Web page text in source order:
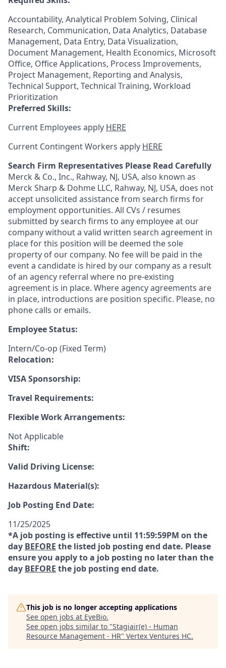
Accountability, Analytical Problem Solving, Clinical
Research, Communication, Data Analytics, Database
Management, Data Entry, Data Visualization,
Document Management, Health Economics, Microsoft
Office, Office Applications, Process Improvements,
Project Management, Reporting and Analysis,
Technical Support, Technical Training, Workload
Prioritization
Preferred Skills:
Current Employees apply HERE
Current Contingent Workers apply HERE
Search Firm Representatives Please Read Carefully
Merck & Co., Inc., Rahway, NJ, USA, also known as
Merck Sharp & Dohme LLC, Rahway, NJ, USA, does not
accept unsolicited assistance from search firms for
employment opportunities. All CVs / resumes
submitted by search firms to any employee at our
company without a valid written search agreement in
place for this position will be deemed the sole
property of our company. No fee will be paid in the
event a candidate is hired by our company as a result
of an agency referral where no pre-existing
agreement is in place. Where agency agreements are
in place, introductions are position specific. Please, no
phone calls or emails.
Employee Status:
Intern/Co-op (Fixed Term)
Relocation:
VISA Sponsorship:
Travel Requirements:
Flexible Work Arrangements:
Not Applicable
Shift:
Valid Driving License:
Hazardous Material(s):
Job Posting End Date:
11/25/2025
*A job posting is effective until 11:59:59PM on the
day BEFORE the listed job posting end date. Please
ensure you apply to a job posting no later than the
day BEFORE the job posting end date.
This job is no longer accepting applications
See open jobs at EyeBio.
See open jobs similar to "Stagiair(e) - Human
Resource Management - HR" Vertex Ventures HC.